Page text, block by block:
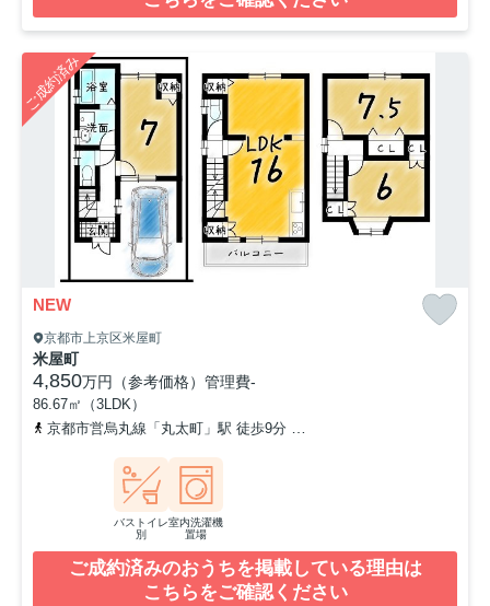
ご成約済み
NEW
京都市上京区米屋町
米屋町
4,850万円（参考価格） 管理費-
86.67㎡（3LDK）
京都市営烏丸線「丸太町」駅 徒歩9分
バストイレ
別
室内洗濯機
置場
ご成約済みのおうちを掲載している理由は
こちらをご確認ください